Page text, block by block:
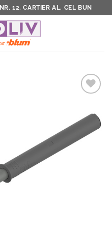
12, CARTIER AL. CEL BUN
Wishlist